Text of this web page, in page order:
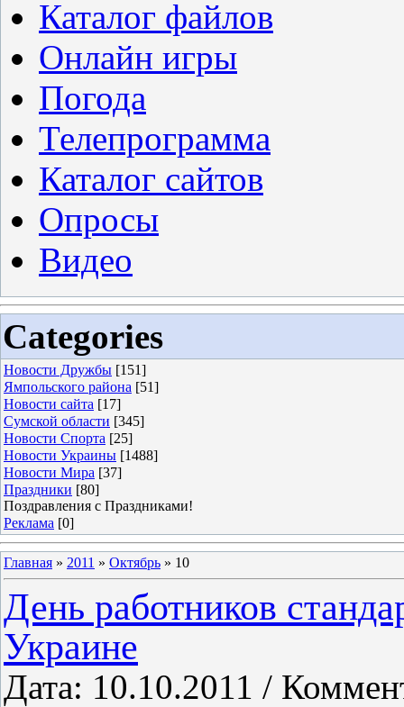
Каталог файлов
Онлайн игры
Погода
Телепрограмма
Каталог сайтов
Опросы
Видео
Categories
Новости Дружбы [151]
Ямпольского района [51]
Новости сайта [17]
Сумской области [345]
Новости Спорта [25]
Новости Украины [1488]
Новости Мира [37]
Праздники [80]
Поздравления с Праздниками!
Реклама [0]
Главная » 2011 » Октябрь » 10
День работников
Украине
Дата: 10.10.2011 /